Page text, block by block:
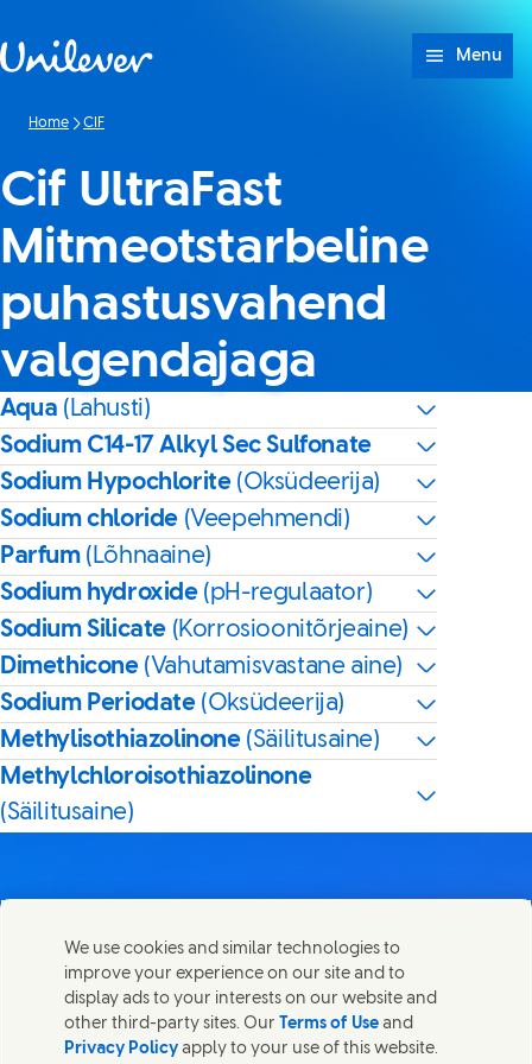
Menu
Home CIF
Cif UltraFast
Mitmeotstarbeline
puhastusvahend
valgendajaga
Aqua (Lahusti)
Sodium C14-17 Alkyl Sec Sulfonate
Sodium Hypochlorite (Oksüdeerija)
Sodium chloride (Veepehmendi)
Parfum (Lõhnaaine)
Sodium hydroxide (pH-regulaator)
Sodium Silicate (Korrosioonitõrjeaine)
Dimethicone (Vahutamisvastane aine)
Sodium Periodate (Oksüdeerija)
Methylisothiazolinone (Säilitusaine)
Methylchloroisothiazolinone
(Säilitusaine)
Share this page
Share this page on Facebook
Share this page on X
Share this page on Linked In
Share this page on E-mail
Võta meiega ühendust
Võtke ühendust Unilever PLC ja meie peakontori
spetsialistidega või leidke kontakte üle kogu maailma.
We use cookies and similar technologies to
improve your experience on our site and to
display ads to your interests on our website and
other third-party sites. Our Terms of Use and
Privacy Policy apply to your use of this website.